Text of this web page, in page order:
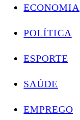
ECONOMIA
POLÍTICA
ESPORTE
SAÚDE
EMPREGO